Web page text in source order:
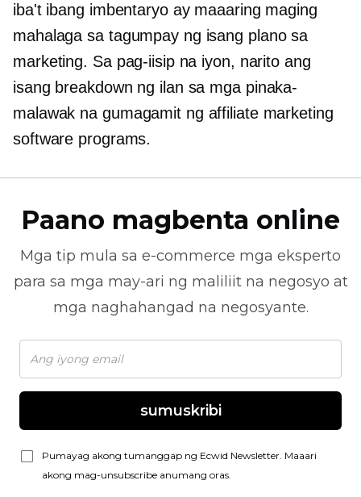
iba't ibang imbentaryo ay maaaring maging
mahalaga sa tagumpay ng isang plano sa
marketing. Sa pag-iisip na iyon, narito ang
isang breakdown ng ilan sa mga pinaka-
malawak na gumagamit ng affiliate marketing
software programs.
Paano magbenta online
Mga tip mula sa e-commerce mga eksperto
para sa mga may-ari ng maliliit na negosyo at
mga naghahangad na negosyante.
sumuskribi
Pumayag akong tumanggap ng Ecwid Newsletter. Maaari
akong mag-unsubscribe anumang oras.